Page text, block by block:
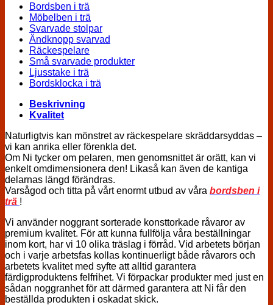
Bordsben i trä
Möbelben i trä
Svarvade stolpar
Ändknopp svarvad
Räckespelare
Små svarvade produkter
Ljusstake i trä
Bordsklocka i trä
Beskrivning
Kvalitet
Naturligtvis kan mönstret av räckespelare skräddarsyddas –
vi kan anrika eller förenkla det.
Om Ni tycker om pelaren, men genomsnittet är orätt, kan vi
enkelt omdimensionera den! Likaså kan även de kantiga
delarnas längd förändras.
Varsågod och titta på vårt enormt utbud av våra bordsben i
trä !
Vi använder noggrant sorterade konsttorkade råvaror av
premium kvalitet. För att kunna fullfölja våra beställningar
inom kort, har vi 10 olika träslag i förråd. Vid arbetets början
och i varje arbetsfas kollas kontinuerligt både råvarors och
arbetets kvalitet med syfte att alltid garantera
färdigproduktens felfrihet. Vi förpackar produkter med just en
sådan noggranhet för att därmed garantera att Ni får den
beställda produkten i oskadat skick.